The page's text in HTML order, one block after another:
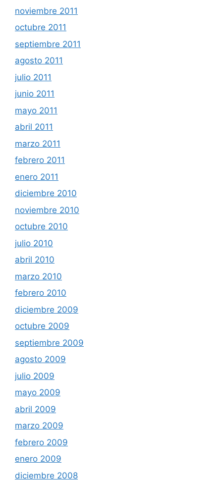
noviembre 2011
octubre 2011
septiembre 2011
agosto 2011
julio 2011
junio 2011
mayo 2011
abril 2011
marzo 2011
febrero 2011
enero 2011
diciembre 2010
noviembre 2010
octubre 2010
julio 2010
abril 2010
marzo 2010
febrero 2010
diciembre 2009
octubre 2009
septiembre 2009
agosto 2009
julio 2009
mayo 2009
abril 2009
marzo 2009
febrero 2009
enero 2009
diciembre 2008